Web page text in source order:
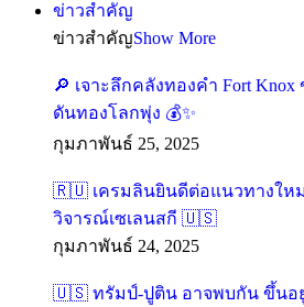
ข่าวสำคัญ
ข่าวสำคัญShow More
เจาะลึกคลังทองคำ Fort
ดันทองโลกพุ่ง
กุมภาพันธ์ 25, 2025
เครมลินยินดีต่อแนวทางใหม่
วิจารณ์เซเลนสกี
กุมภาพันธ์ 24, 2025
ทรัมป์-ปูติน อาจพบกัน ขึ้นอยู่